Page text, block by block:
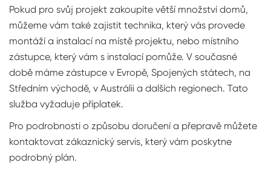
Pokud pro svůj projekt zakoupíte větší množství domů,
můžeme vám také zajistit technika, který vás provede
montáží a instalací na místě projektu, nebo místního
zástupce, který vám s instalací pomůže. V současné
době máme zástupce v Evropě, Spojených státech, na
Středním východě, v Austrálii a dalších regionech. Tato
služba vyžaduje příplatek.
Pro podrobnosti o způsobu doručení a přepravě můžete
kontaktovat zákaznický servis, který vám poskytne
podrobný plán.